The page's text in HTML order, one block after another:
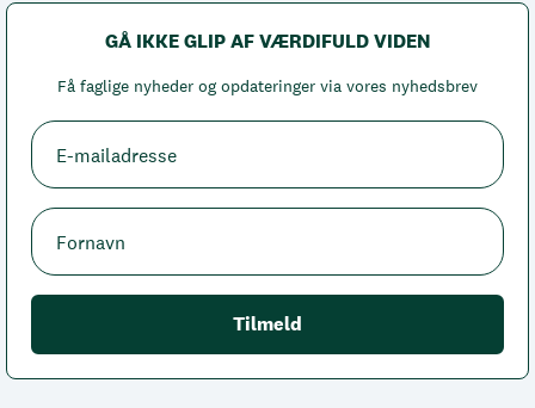
GÅ IKKE GLIP AF VÆRDIFULD VIDEN
Få faglige nyheder og opdateringer via vores nyhedsbrev